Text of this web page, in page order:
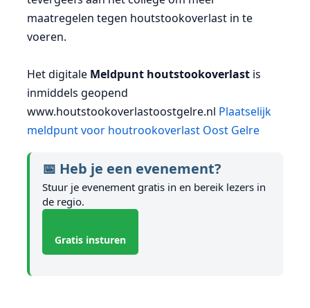
maatregelen tegen houtstookoverlast in te
voeren.
Het digitale Meldpunt houtstookoverlastis
inmiddels geopend
www.houtstookoverlastoostgelre.nl Plaatselijk
meldpunt voor houtrookoverlast Oost Gelre
📅 Heb je een evenement?
Stuur je evenement gratis in en bereik lezers in
de regio.
Gratis insturen